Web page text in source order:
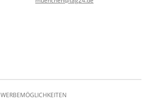
WERBEMÖGLICHKEITEN